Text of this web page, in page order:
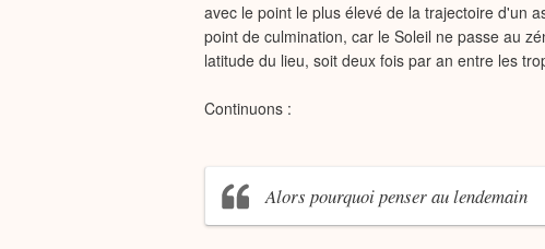
avec le point le plus élevé de la trajectoire d'un
point de culmination, car le Soleil ne passe au
latitude du lieu, soit deux fois par an entre les
Continuons :
Alors pourquoi penser au lendemain